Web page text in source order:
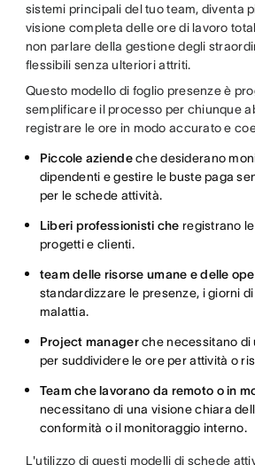
sistemi principali del tuo team, diventa
visione completa delle ore di lavoro
non parlare della gestione degli
flessibili senza ulteriori attriti.
Questo modello di foglio presenze è
semplificare il processo per chiunque
registrare le ore in modo accurato e
Piccole aziendeche desiderano
dipendenti e gestire le buste paga
per le schede attività.
Liberi professionisti che registrano
progetti e clienti.
team delle risorse umane e delle
standardizzare le presenze, i giorni
malattia.
Project managerche necessitano di
per suddividere le ore per attività o
Team che lavorano da remoto o in
necessitano di una visione chiara
conformità o il monitoraggio interno.
L'utilizzo di questi modelli di schede